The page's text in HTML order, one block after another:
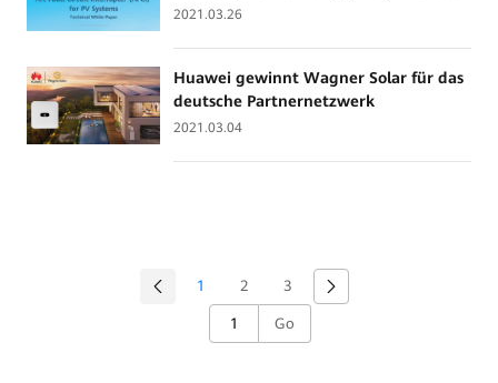
Circuit Interrupter)für PV-Systeme
2021.03.26
Huawei gewinnt Wagner Solar für das
deutsche Partnernetzwerk
2021.03.04
1 2 3
Go